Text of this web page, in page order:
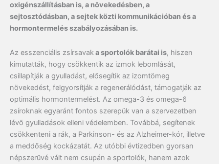
oxigénszállításban is, a növekedésben, a
sejtosztódásban, a sejtek közti kommunikációban és a
hormontermelés szabályozásában is.
Az esszenciális zsírsavaka sportolók barátai is, hiszen
kimutatták, hogy csökkentik az izmok lebomlását,
csillapítják a gyulladást, elősegítik az izomtömeg
növekedést, felgyorsítják a regenerálódást, támogatják az
optimális hormontermelést. Az omega-3 és omega-6
zsíroknak egyaránt fontos szerepük van a szervezetben
lévő gyulladások elleni védelemben. Továbbá, segítenek
csökkenteni a rák, a Parkinson- és az Alzheimer-kór, illetve
a meddőség kockázatát. Az utóbbi évtizedben gyorsan
népszerűvé vált nem csupán a sportolók, hanem azok